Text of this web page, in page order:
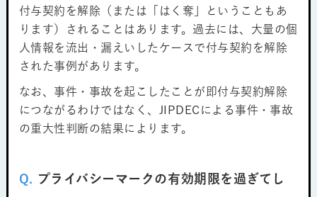
付与契約を解除（または「はく奪」ということもあ
ります）されることはあります。過去には、大量の個
人情報を流出・漏えいしたケースで付与契約を解除
された事例があります。
なお、事件・事故を起こしたことが即付与契約解除
につながるわけではなく、JIPDECによる事件・事故
の重大性判断の結果によります。
Q. プライバシーマークの有効期限を過ぎてし